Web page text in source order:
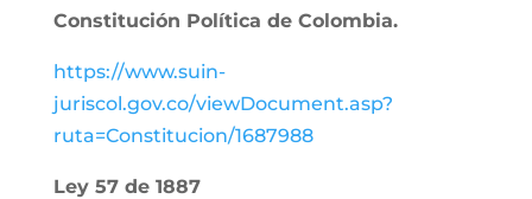
Constitución Política de Colombia.
https://www.suin-
juriscol.gov.co/viewDocument.asp?
ruta=Constitucion/1687988
Ley 57 de 1887